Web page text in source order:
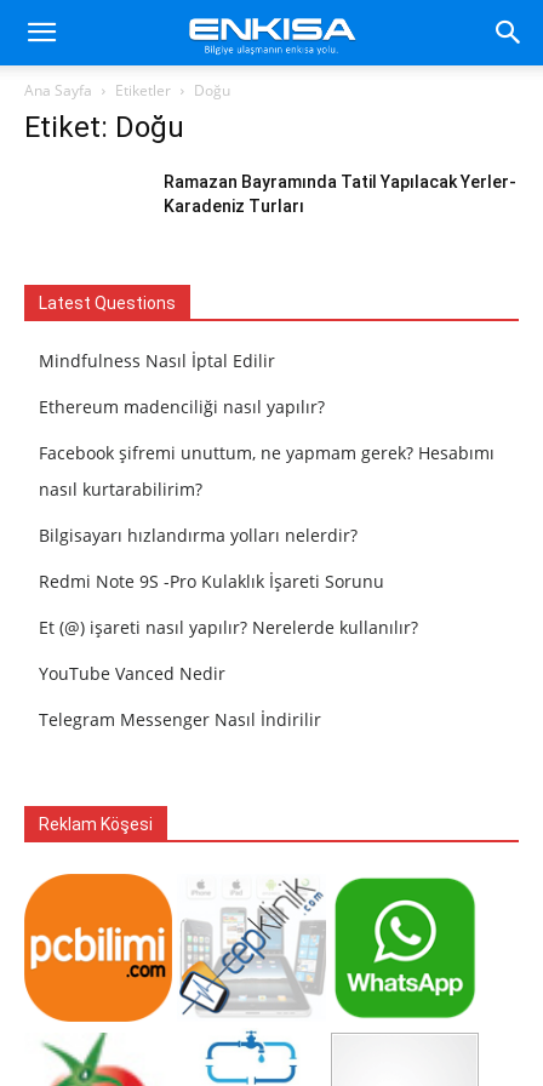
Ana Sayfa Etiketler Doğu
Etiket: Doğu
Ramazan Bayramında Tatil Yapılacak Yerler-
Karadeniz Turları
Latest Questions
Mindfulness Nasıl İptal Edilir
Ethereum madenciliği nasıl yapılır?
Facebook şifremi unuttum, ne yapmam gerek? Hesabımı
nasıl kurtarabilirim?
Bilgisayarı hızlandırma yolları nelerdir?
Redmi Note 9S -Pro Kulaklık İşareti Sorunu
Et (@) işareti nasıl yapılır? Nerelerde kullanılır?
YouTube Vanced Nedir
Telegram Messenger Nasıl İndirilir
Reklam Köşesi